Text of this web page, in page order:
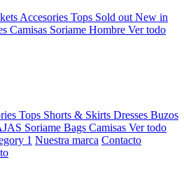
Accesories Tops Sold out New in
Camisas Soriame Hombre Ver todo
Tops Shorts & Skirts Dresses Buzos
Soriame Bags Camisas Ver todo
Nuestra marca Contacto